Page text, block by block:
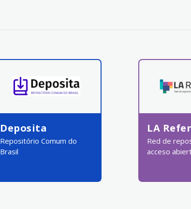
Deposita
Repositório Comum do
Brasil
LA
Red de
acceso